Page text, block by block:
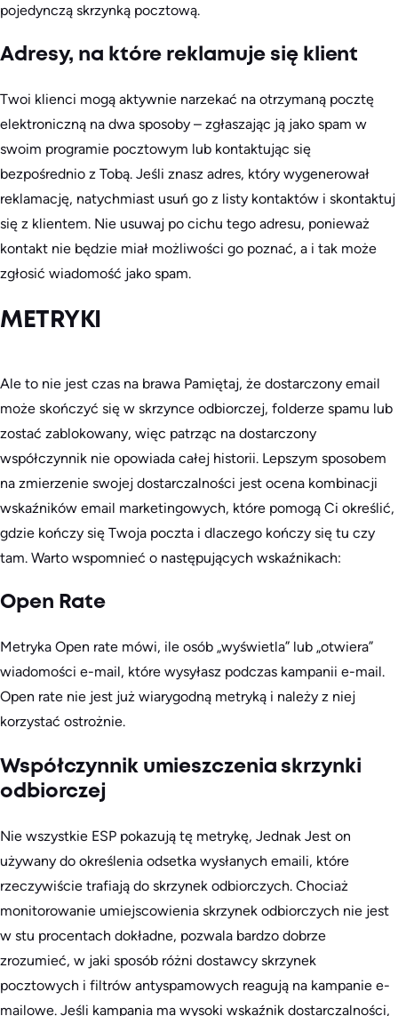
pojedynczą skrzynką pocztową.
Adresy, na które reklamuje się klient
Twoi klienci mogą aktywnie narzekać na otrzymaną pocztę
elektroniczną na dwa sposoby – zgłaszając ją jako spam w
swoim programie pocztowym lub kontaktując się
bezpośrednio z Tobą. Jeśli znasz adres, który wygenerował
reklamację, natychmiast usuń go z listy kontaktów i skontaktuj
się z klientem. Nie usuwaj po cichu tego adresu, ponieważ
kontakt nie będzie miał możliwości go poznać, a i tak może
zgłosić wiadomość jako spam.
METRYKI
Ale to nie jest czas na brawa Pamiętaj, że dostarczony email
może skończyć się w skrzynce odbiorczej, folderze spamu lub
zostać zablokowany, więc patrząc na dostarczony
współczynnik nie opowiada całej historii. Lepszym sposobem
na zmierzenie swojej dostarczalności jest ocena kombinacji
wskaźników email marketingowych, które pomogą Ci określić,
gdzie kończy się Twoja poczta i dlaczego kończy się tu czy
tam. Warto wspomnieć o następujących wskaźnikach:
Open Rate
Metryka Open rate mówi, ile osób „wyświetla” lub „otwiera”
wiadomości e-mail, które wysyłasz podczas kampanii e-mail.
Open rate nie jest już wiarygodną metryką i należy z niej
korzystać ostrożnie.
Współczynnik umieszczenia skrzynki
odbiorczej
Nie wszystkie ESP pokazują tę metrykę, Jednak Jest on
używany do określenia odsetka wysłanych emaili, które
rzeczywiście trafiają do skrzynek odbiorczych. Chociaż
monitorowanie umiejscowienia skrzynek odbiorczych nie jest
w stu procentach dokładne, pozwala bardzo dobrze
zrozumieć, w jaki sposób różni dostawcy skrzynek
pocztowych i filtrów antyspamowych reagują na kampanie e-
mailowe. Jeśli kampania ma wysoki wskaźnik dostarczalności,